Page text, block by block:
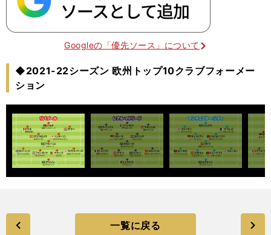
Googleの「優先ソース」について
◆2021-22シーズン 欧州トップ10クラブフォーメー
ション
一覧に戻る